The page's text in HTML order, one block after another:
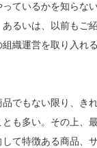
ているかを知らな
るいは、以前も
織運営を取り入れ
でもない限り、き
も多い。その上、
して特徴ある商品